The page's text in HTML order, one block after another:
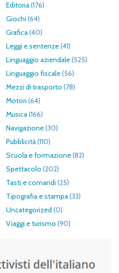
Editoria(176)
Giochi (64)
Grafica(40)
Leggi e sentenze(41)
Linguaggio aziendale(525)
Linguaggio fiscale(56)
Mezzi di trasporto (78)
Motori (64)
Musica(166)
Navigazione(30)
Pubblicità(110)
Scuola e formazione(82)
Spettacolo (202)
Tasti e comandi (25)
Tipografia e stampa(33)
Uncategorized (0)
Viaggi e turismo (90)